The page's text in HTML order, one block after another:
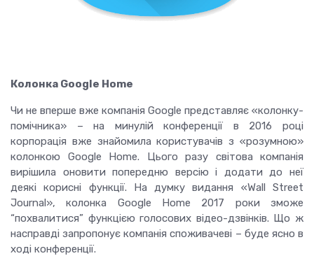
Колонка Google Home
Чи не вперше вже компанія Google представляє «колонку-
помічника» – на минулій конференції в 2016 році
корпорація вже знайомила користувачів з «розумною»
колонкою Google Home. Цього разу світова компанія
вирішила оновити попередню версію і додати до неї
деякі корисні функції. На думку видання «Wall Street
Journal», колонка Google Home 2017 роки зможе
“похвалитися” функцією голосових відео-дзвінків. Що ж
насправді запропонуєкомпанія споживачеві – буде ясно в
ході конференції.